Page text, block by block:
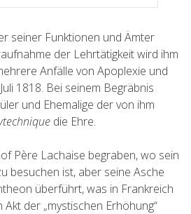
seiner Funktionen und Ämter
der Lehrtätigkeit wird ihm
Anfälle von Apoplexie und
1818. Bei seinem Begräbnis
und Ehemalige der von ihm
die Ehre.
Père Lachaise begraben, wo sein
besuchen ist, aber seine Asche
überführt, was in Frankreich
der „mystischen Erhöhung“